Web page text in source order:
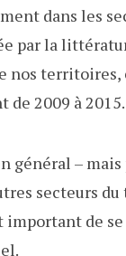
dans les
par la
nos
de 2009 à 2015.
général –
secteurs
important de